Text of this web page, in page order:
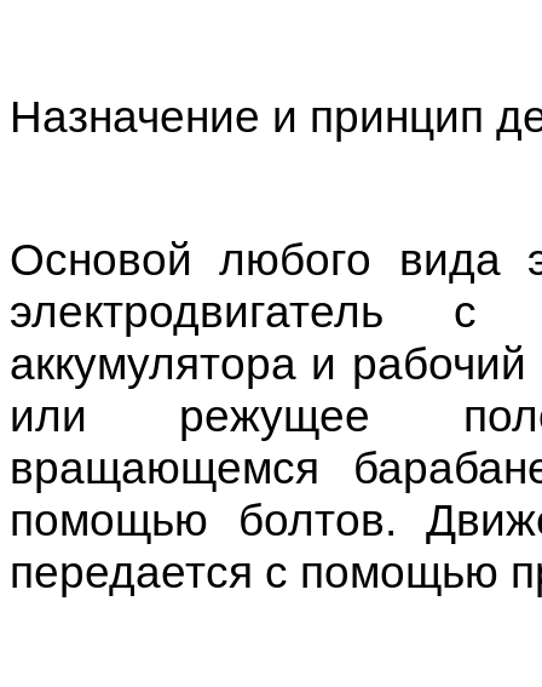
Назначение и принцип
Основой любого вида
аккумулятора и
или режущее
вращающемся
помощью болтов.
передается с помощью